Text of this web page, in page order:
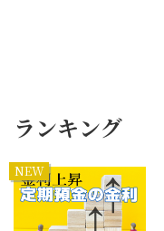
ランキング
NEW